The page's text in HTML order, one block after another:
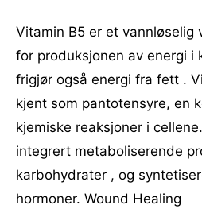
Vitamin B5 er et vannløselig
for produksjonen av energi i
frigjør også energi fra fett .
kjent som pantotensyre, en
kjemiske reaksjoner i
integrert metaboliserende
karbohydrater , og
hormoner. Wound Healing